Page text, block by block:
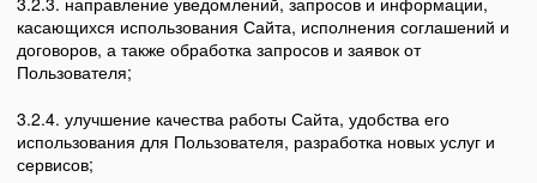
касающихся использования Сайта, исполнения соглашений и
договоров, а также обработка запросов и заявок от
Пользователя;
3.2.4. улучшение качества работы Сайта, удобства его
использования для Пользователя, разработка новых услуг и
сервисов;